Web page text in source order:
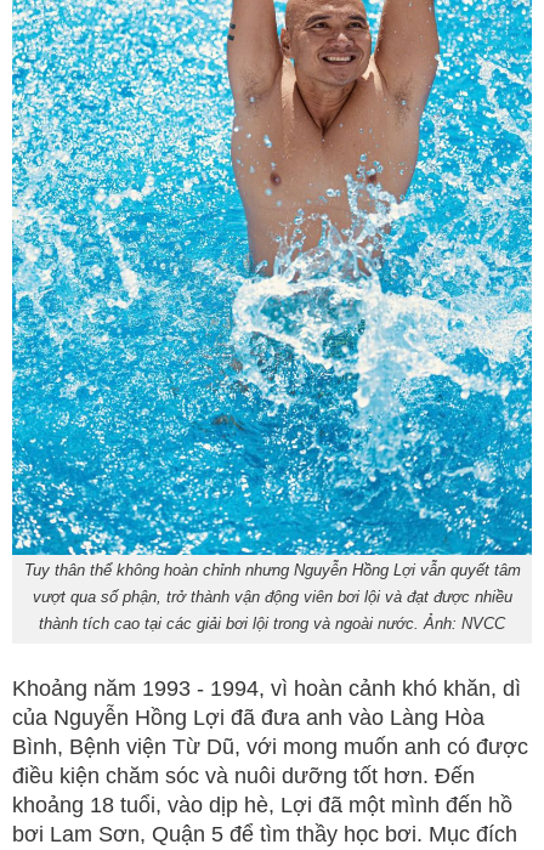
Tuy thân thể không hoàn chỉnh nhưng Nguyễn Hồng Lợi vẫn quyết tâm
vượt qua số phận, trở thành vận động viên bơi lội và đạt được nhiều
thành tích cao tại các giải bơi lội trong và ngoài nước. Ảnh: NVCC
Khoảng năm 1993 - 1994, vì hoàn cảnh khó khăn, dì
của Nguyễn Hồng Lợi đã đưa anh vào Làng Hòa
Bình, Bệnh viện Từ Dũ, với mong muốn anh có được
điều kiện chăm sóc và nuôi dưỡng tốt hơn. Đến
khoảng 18 tuổi, vào dịp hè, Lợi đã một mình đến hồ
bơi Lam Sơn, Quận 5 để tìm thầy học bơi. Mục đích